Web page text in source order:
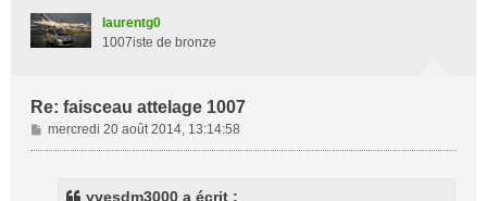
laurentg0
1007iste de bronze
Re: faisceau attelage 1007
M
e
mercredi 20 août 2014, 13:14:58
yvesdm3000 a écrit :